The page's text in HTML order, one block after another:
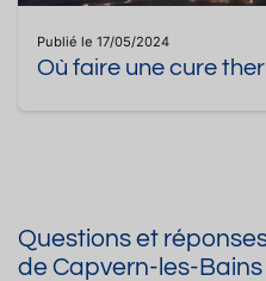
Publié le 17/05/2024
Où faire une cure
Questions et
de Capvern-les-Bains